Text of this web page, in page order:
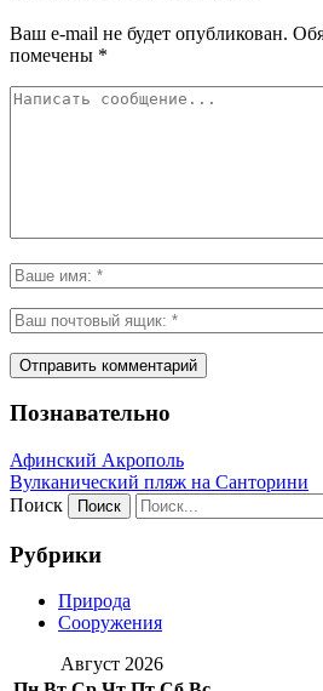
Ваш e-mail не будет опубликован.
помечены *
Познавательно
Афинский Акрополь
Вулканический пляж на Санторини
Поиск
Рубрики
Природа
Сооружения
Август 2026